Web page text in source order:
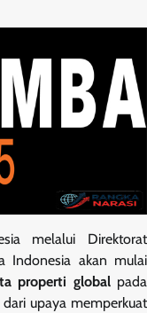
melalui Direktorat
Indonesia akan mulai
properti globalpada
upaya memperkuat